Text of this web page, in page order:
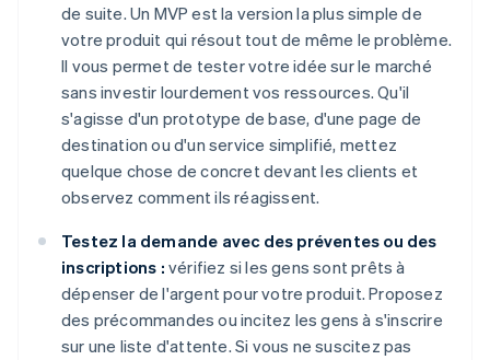
de suite. Un MVP est la version la plus simple de
votre produit qui résout tout de même le problème.
Il vous permet de tester votre idée sur le marché
sans investir lourdement vos ressources. Qu'il
s'agisse d'un prototype de base, d'une page de
destination ou d'un service simplifié, mettez
quelque chose de concret devant les clients et
observez comment ils réagissent.
Testez la demande avec des préventes ou des
inscriptions : vérifiez si les gens sont prêts à
dépenser de l'argent pour votre produit. Proposez
des précommandes ou incitez les gens à s'inscrire
sur une liste d'attente. Si vous ne suscitez pas